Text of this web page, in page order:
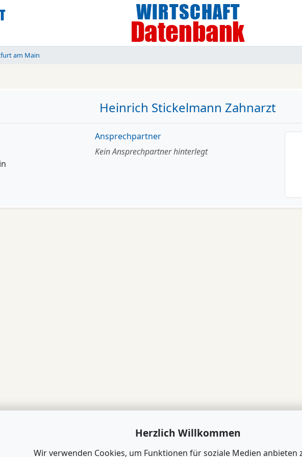
am Main
Heinrich Stickelmann Zahnarzt
Ansprechpartner
Kein Ansprechpartner hinterlegt
Herzlich Willkommen
Wir verwenden Cookies, um Funktionen für soziale Medien anbieten